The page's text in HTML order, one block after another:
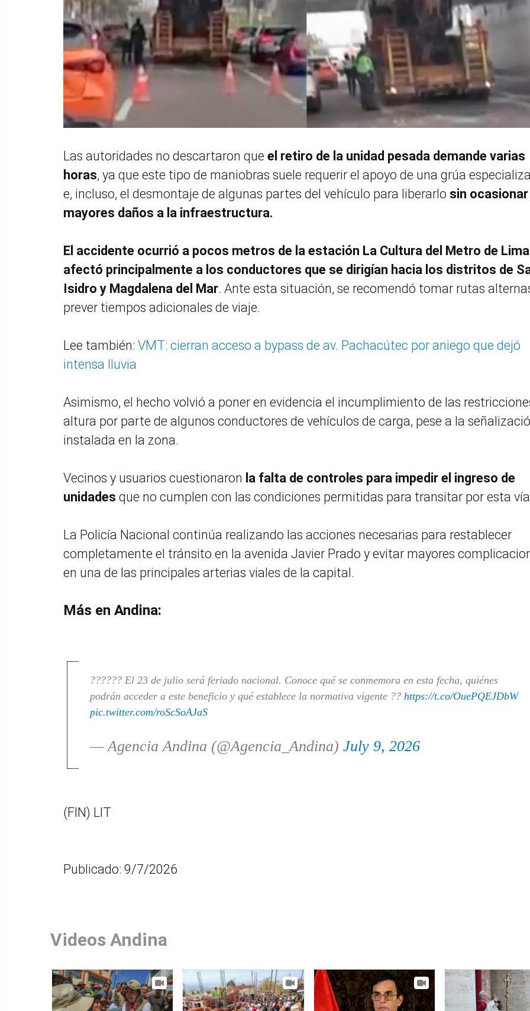
Las autoridades no descartaron que el retiro de la unidad pesada demande varias
horas, ya que este tipo de maniobras suele requerir el apoyo de una grúa
e, incluso, el desmontaje de algunas partes del vehículo para liberarlo sin ocasionar
mayores daños a la infraestructura.
El accidente ocurrió a pocos metros de la estación La Cultura del Metro de
afectó principalmente a los conductores que se dirigían hacia los distritos de
Isidro y Magdalena del Mar. Ante esta situación, se recomendó tomar rutas
prever tiempos adicionales de viaje.
Lee también: VMT: cierran acceso a bypass de av. Pachacútec por aniego que dejó
intensa lluvia
Asimismo, el hecho volvió a poner en evidencia el incumplimiento de las
altura por parte de algunos conductores de vehículos de carga, pese a la
instalada en la zona.
Vecinos y usuarios cuestionaron la falta de controles para impedir el ingreso de
unidades que no cumplen con las condiciones permitidas para transitar por esta
La Policía Nacional continúa realizando las acciones necesarias para restablecer
completamente el tránsito en la avenida Javier Prado y evitar mayores
en una de las principales arterias viales de la capital.
Más en Andina:
?????? El 23 de julio será feriado nacional. Conoce qué se conmemora en esta fecha, quiénes
podrán acceder a este beneficio y qué establece la normativa vigente ?? https://t.co/OuePQEJDbW
pic.twitter.com/roScSoAJaS
— Agencia Andina (@Agencia_Andina) July 9, 2026
(FIN) LIT
Publicado: 9/7/2026
Videos Andina